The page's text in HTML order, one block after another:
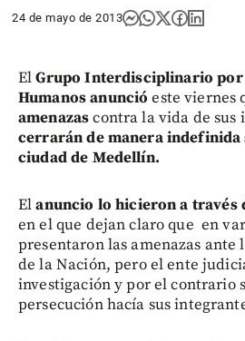
24 de mayo de 2013
ElGrupo Interdisciplinario por
Humanos anunció este viernes
amenazascontra la vida de sus
cerrarán de manera indefinida
ciudad de Medellín.
Elanuncio lo hicieron a través
en el que dejan claro que en
presentaron las amenazas ante
de la Nación, pero el ente
investigación y por el contrario
persecución hacía sus